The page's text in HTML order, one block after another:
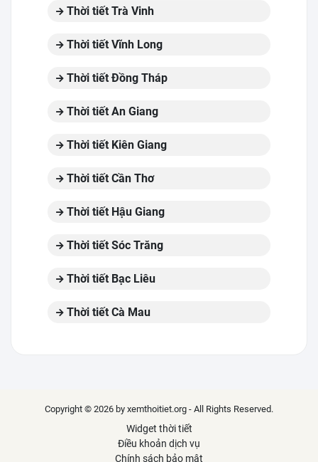
Thời tiết Trà Vinh
Thời tiết Vĩnh Long
Thời tiết Đồng Tháp
Thời tiết An Giang
Thời tiết Kiên Giang
Thời tiết Cần Thơ
Thời tiết Hậu Giang
Thời tiết Sóc Trăng
Thời tiết Bạc Liêu
Thời tiết Cà Mau
Copyright © 2026 by xemthoitiet.org - All Rights Reserved.
Widget thời tiết
Điều khoản dịch vụ
Chính sách bảo mật